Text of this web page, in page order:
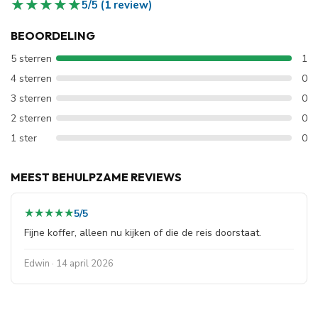
★★★★★
★★★★★5/5 (1 review)
BEOORDELING
5 sterren
1
4 sterren
0
3 sterren
0
2 sterren
0
1 ster
0
MEEST BEHULPZAME REVIEWS
★★★★★
★★★★★5/5
Fijne koffer, alleen nu kijken of die de reis doorstaat.
Edwin · 14 april 2026